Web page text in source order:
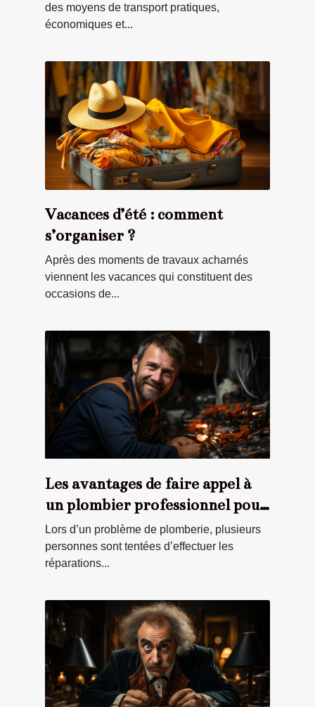
des moyens de transport pratiques,
économiques et...
Vacances d’été : comment
s’organiser ?
Après des moments de travaux acharnés
viennent les vacances qui constituent des
occasions de...
Les avantages de faire appel à
un plombier professionnel pour
ses travaux
Lors d’un problème de plomberie, plusieurs
personnes sont tentées d’effectuer les
réparations...